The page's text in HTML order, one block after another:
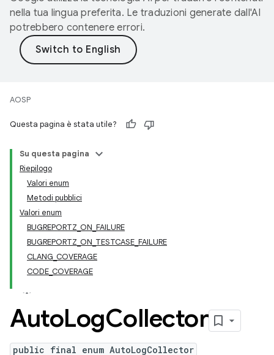
nella tua lingua preferita. Le traduzioni generate dall'AI
potrebbero contenere errori.
AOSP
Questa pagina è stata utile?
Su questa pagina
Riepilogo
Valori enum
Metodi pubblici
Valori enum
BUGREPORTZ_ON_FAILURE
BUGREPORTZ_ON_TESTCASE_FAILURE
CLANG_COVERAGE
CODE_COVERAGE
AutoLogCollector
public final enum AutoLogCollector